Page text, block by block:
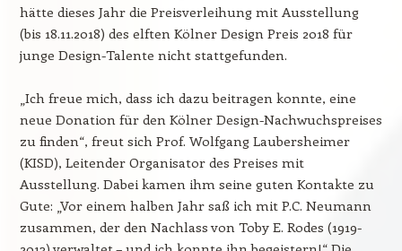
hätte dieses Jahr die Preisverleihung mit Ausstellung
(bis 18.11.2018) des elften Kölner Design Preis 2018 für
junge Design-Talente nicht stattgefunden.
„Ich freue mich, dass ich dazu beitragen konnte, eine
neue Donation für den Kölner Design-Nachwuchspreises
zu finden“, freut sich Prof. Wolfgang Laubersheimer
(KISD), Leitender Organisator des Preises mit
Ausstellung. Dabei kamen ihm seine guten Kontakte zu
Gute: „Vor einem halben Jahr saß ich mit P.C. Neumann
zusammen, der den Nachlass von Toby E. Rodes (1919-